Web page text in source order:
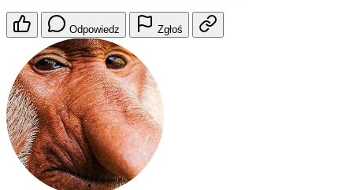
Odpowiedz Zgłoś